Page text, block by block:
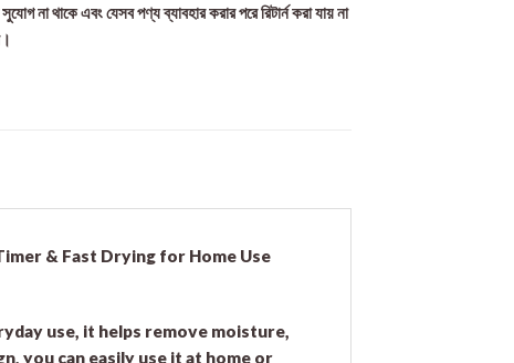
সুযোগ না থাকে এবং যেসব পণ্য ব্যাবহার করার পরে রিটার্ন করা যায় না
& Fast Drying for Home Use
use, it helps remove moisture,
you can easily use it at home or